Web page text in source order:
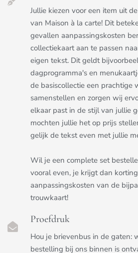
Jullie kiezen voor een item uit
van Maison à la carte! Dit
gevallen aanpassingskosten
collectiekaart aan te passen
eigen tekst. Dit geldt
dagprogramma's en
de basiscollectie een prachtige
samenstellen en zorgen wij
elkaar past in de stijl van jullie
mochten jullie het op prijs
gelijk de tekst even met jullie
Wil je een complete set
vooral even, je krijgt dan
aanpassingskosten van de
trouwkaart!
Proefdruk
Hou je brievenbus in de gaten:
bestelling bij ons binnen is